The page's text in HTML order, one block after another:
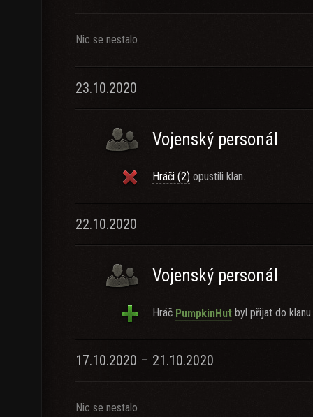
Nic se nestalo
23.10.2020
Vojenský personál
Hráči (2) opustili klan.
22.10.2020
Vojenský personál
Hráč PumpkinHut byl přijat do klanu.
17.10.2020 – 21.10.2020
Nic se nestalo